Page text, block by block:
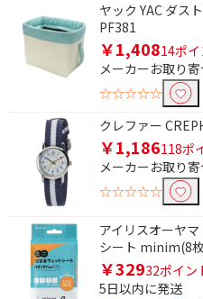
ヤック YAC ダス
PF381
￥1,40814ポイ
メーカーお取り寄
☆☆☆☆☆
クレファー
￥1,186118ポ
メーカーお取り寄
☆☆☆☆☆
アイリスオーヤマ
シート minim(8
￥32932ポイン
5日以内に発送
除外する
除外する にチェックを
を除外して検索します。
価格で絞り込む